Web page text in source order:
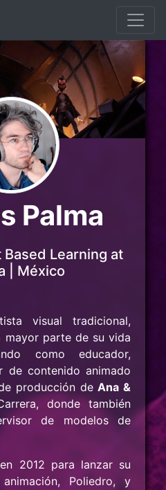
Palma
Learning at
| México
visual tradicional,
mayor parte de su vida
como educador,
de contenido animado
producción deAna &
donde también
de modelos de
2012 para lanzar su
Poliedro, y